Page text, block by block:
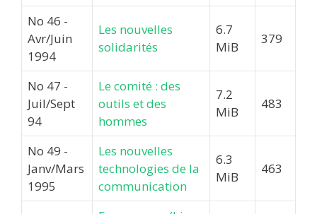
No 46 -
Avr/Juin
1994
Les nouvelles
solidarités
6.7
MiB
379
No 47 -
Juil/Sept
94
Le comité : des
outils et des
hommes
7.2
MiB
483
No 49 -
Janv/Mars
1995
Les nouvelles
technologies de la
communication
6.3
MiB
463